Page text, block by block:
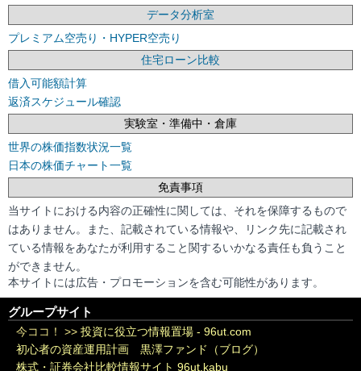
データ分析室
プレミアム空売り・HYPER空売り
住宅ローン比較
借入可能額計算
返済スケジュール確認
実験室・準備中・倉庫
世界の株価指数状況一覧
日本の株価チャート一覧
免責事項
当サイトにおける内容の正確性に関しては、それを保障するもので
はありません。また、記載されている情報や、リンク先に記載され
ている情報をあなたが利用すること関するいかなる責任も負うこと
ができません。
本サイトには広告・プロモーションを含む可能性があります。
グループサイト
今ココ！ >> 投資に役立つ情報置場 - 96ut.com
初心者の資産運用計画 黒澤ファンド（ブログ）
株式・証券会社比較情報サイト 96ut.kabu